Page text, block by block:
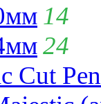
14
24
Cut